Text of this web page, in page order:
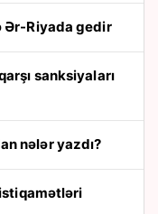
Ər-Riyada gedir
nələr yazdı?